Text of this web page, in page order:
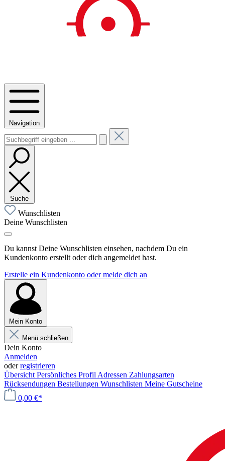
Navigation
Suche
Wunschlisten
Deine Wunschlisten
Du kannst Deine Wunschlisten einsehen, nachdem Du ein
Kundenkonto erstellt oder dich angemeldet hast.
Erstelle ein Kundenkonto oder melde dich an
Mein Konto
Menü schließen
Dein Konto
Anmelden
oderregistrieren
Übersicht Persönliches Profil Adressen Zahlungsarten
Rücksendungen Bestellungen Wunschlisten Meine Gutscheine
0,00 €*